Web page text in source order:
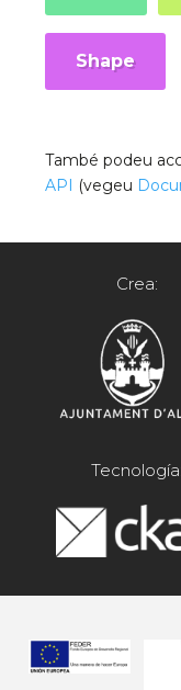
Shape
També podeu
API (vegeu
Crea:
Tecnología: